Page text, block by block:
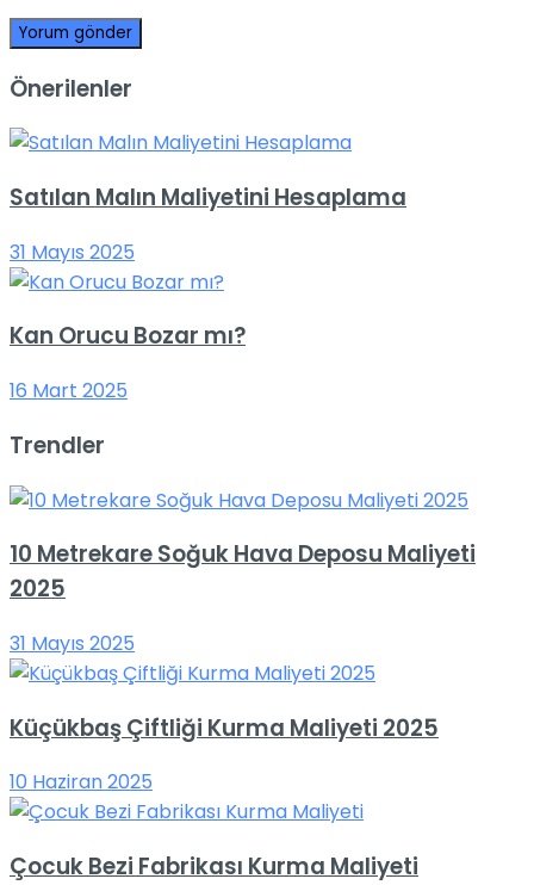
Önerilenler
Satılan Malın Maliyetini Hesaplama
31 Mayıs 2025
Kan Orucu Bozar mı?
16 Mart 2025
Trendler
10 Metrekare Soğuk Hava Deposu Maliyeti
2025
31 Mayıs 2025
Küçükbaş Çiftliği Kurma Maliyeti 2025
10 Haziran 2025
Çocuk Bezi Fabrikası Kurma Maliyeti